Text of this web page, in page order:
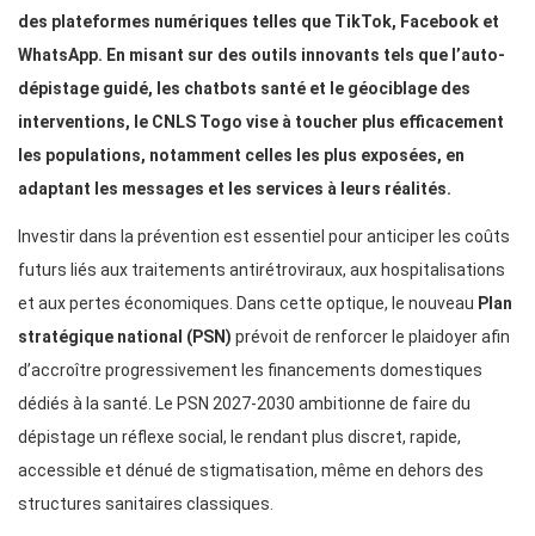
des plateformes numériques telles que TikTok, Facebook et
WhatsApp. En misant sur des outils innovants tels que l’auto-
dépistage guidé, les chatbots santé et le géociblage des
interventions, le CNLS Togo vise à toucher plus efficacement
les populations, notamment celles les plus exposées, en
adaptant les messages et les services à leurs réalités.
Investir dans la prévention est essentiel pour anticiper les coûts
futurs liés aux traitements antirétroviraux, aux hospitalisations
et aux pertes économiques. Dans cette optique, le nouveau Plan
stratégique national (PSN) prévoit de renforcer le plaidoyer afin
d’accroître progressivement les financements domestiques
dédiés à la santé. Le PSN 2027-2030 ambitionne de faire du
dépistage un réflexe social, le rendant plus discret, rapide,
accessible et dénué de stigmatisation, même en dehors des
structures sanitaires classiques.